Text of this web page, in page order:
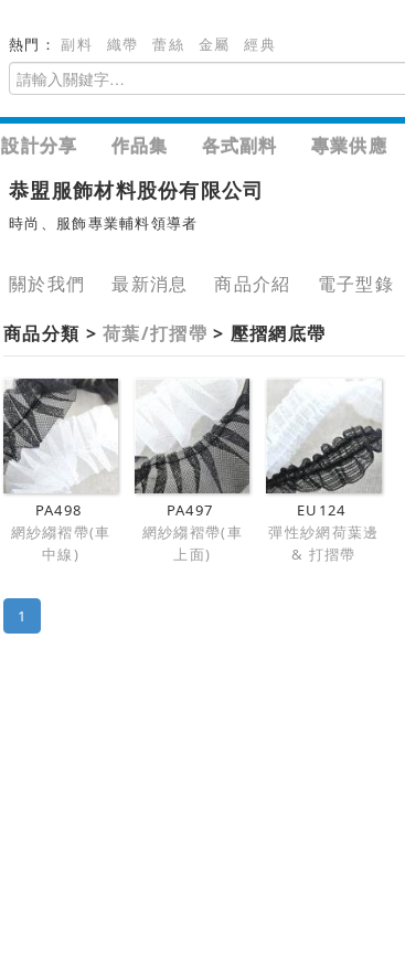
熱門：副料 織帶 蕾絲 金屬 經典
設計分享 作品集 各式副料 專業供應
恭盟服飾材料股份有限公司
時尚、服飾專業輔料領導者
關於我們 最新消息 商品介紹 電子型錄
商品分類 >荷葉/打摺帶 > 壓摺網底帶
PA498
網紗縐褶帶(車
中線)
PA497
網紗縐褶帶(車
上面)
EU124
彈性紗網荷葉邊
& 打摺帶
1